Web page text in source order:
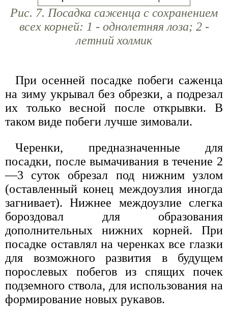
Рис. 7. Посадка саженца с сохранением
всех корней: 1 - однолетняя лоза; 2 -
летний холмик
При осенней посадке побеги саженца
на зиму укрывал без обрезки, а подрезал
их только весной после открывки. В
таком виде побеги лучше зимовали.
Черенки, предназначенные для
посадки, после вымачивания в течение 2
—3 суток обрезал под нижним узлом
(оставленный конец междоузлия иногда
загнивает). Нижнее междоузлие слегка
бороздовал для образования
дополнительных нижних корней. При
посадке оставлял на черенках все глазки
для возможного развития в будущем
порослевых побегов из спящих почек
подземного ствола, для использования на
формирование новых рукавов.